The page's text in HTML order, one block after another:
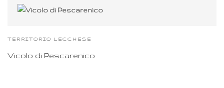
TERRITORIO LECCHESE
Vicolo di Pescarenico